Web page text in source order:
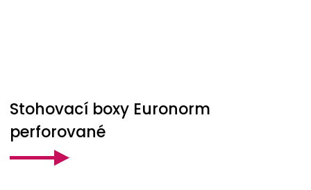
Stohovací boxy Euronorm
perforované